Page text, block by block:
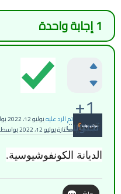
1إجابة واحدة
+1
تصويتتم الرد عليهيوليو 12، 2022
مختارةيوليو 12، 2022
الديانة الكونفوشيوسية.